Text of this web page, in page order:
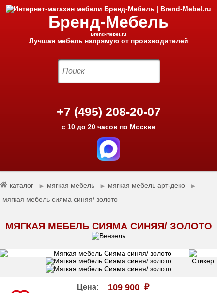
Бренд-Мебель
Brend-Mebel.ru
Лучшая мебель напрямую от производителей
+7 (495) 208-20-07
с 10 до 20 часов по Москве
каталог ► мягкая мебель ► мягкая мебель арт-деко
►
мягкая мебель сияма синяя/ золото
МЯГКАЯ МЕБЕЛЬ СИЯМА СИНЯЯ/ ЗОЛОТО
Цена: 109 900 ₽